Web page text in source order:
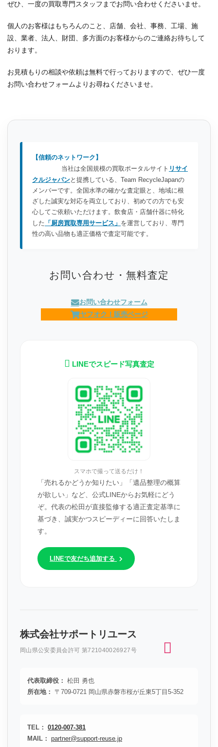
ぜひ、一度の買取専門スタッフまでお問い合わせくださいませ。
個人のお客様はもちろんのこと、店舗、会社、事務、工場、施
設、業者、法人、財団、多方面のお客様からのご連絡お待ちして
おります。
お見積もりの相談や依頼は無料で行っておりますので、ぜひ一度
お問い合わせフォームよりお尋ねくださいませ。
【信頼のネットワーク】
当社は全国規模の買取ポータルサイト リサイ
クルジャパンと提携している、Team RecycleJapanの
メンバーです。全国水準の確かな査定眼と、地域に根
ざした誠実な対応を両立しており、初めての方でも安
心してご依頼いただけます。飲食店・店舗什器に特化
した 「厨房買取専用サービス」 を運営しており、専門
性の高い品物も適正価格で査定可能です。
お問い合わせ・無料査定
お問い合わせフォーム
ヤフオク！販売ページ
LINEでスピード写真査定
スマホで撮って送るだけ！
「売れるかどうか知りたい」「遺品整理の概算
が欲しい」など、公式LINEからお気軽にどう
ぞ。代表の松田が直接監修する適正査定基準に
基づき、誠実かつスピーディーに回答いたしま
す。
LINEで友だち追加する
株式会社サポートリユース
岡山県公安委員会許可 第721040026927号
代表取締役： 松田 勇也
所在地：
〒709-0721 岡山県赤磐市桜が丘東5丁目5-352
TEL： 0120-007-381
MAIL： partner@support-reuse.jp